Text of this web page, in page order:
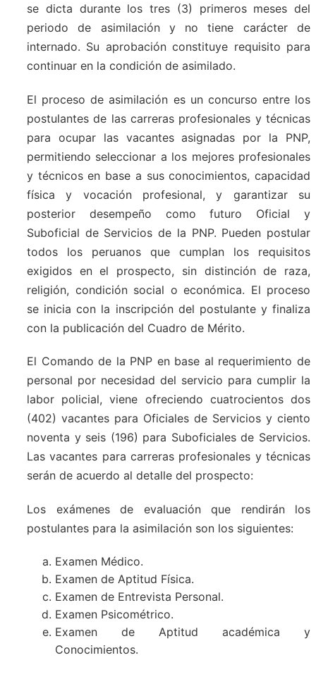
se dicta durante los tres (3) primeros meses del
periodo de asimilación y no tiene carácter de
internado. Su aprobación constituye requisito para
continuar en la condición de asimilado.
El proceso de asimilación es un concurso entre los
postulantes de las carreras profesionales y técnicas
para ocupar las vacantes asignadas por la PNP,
permitiendo seleccionar a los mejores profesionales
y técnicos en base a sus conocimientos, capacidad
física y vocación profesional, y garantizar su
posterior desempeño como futuro Oficial y
Suboficial de Servicios de la PNP. Pueden postular
todos los peruanos que cumplan los requisitos
exigidos en el prospecto, sin distinción de raza,
religión, condición social o económica. El proceso
se inicia con la inscripción del postulante y finaliza
con la publicación del Cuadro de Mérito.
El Comando de la PNP en base al requerimiento de
personal por necesidad del servicio para cumplir la
labor policial, viene ofreciendo cuatrocientos dos
(402) vacantes para Oficiales de Servicios y ciento
noventa y seis (196) para Suboficiales de Servicios.
Las vacantes para carreras profesionales y técnicas
serán de acuerdo al detalle del prospecto:
Los exámenes de evaluación que rendirán los
postulantes para la asimilación son los siguientes:
Examen Médico.
Examen de Aptitud Física.
Examen de Entrevista Personal.
Examen Psicométrico.
Examen de Aptitud académica y
Conocimientos.